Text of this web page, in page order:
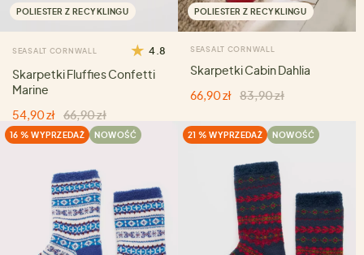
POLIESTER Z RECYKLINGU
SEASALT CORNWALL 4.8
Skarpetki Fluffies Confetti
Marine
54,90 zł 66,90 zł
POLIESTER Z RECYKLINGU
SEASALT CORNWALL
Skarpetki Cabin Dahlia
66,90 zł 83,90 zł
16 % WYPRZEDAŻ NOWOŚĆ 21 % WYPRZEDAŻ NOWOŚĆ